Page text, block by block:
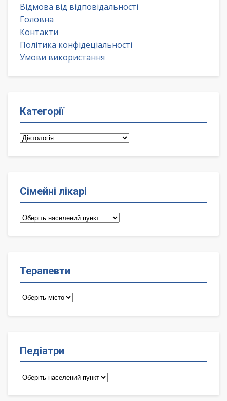
Відмова від відповідальності
Головна
Контакти
Політика конфідеціальності
Умови використання
Категорії
Категорії
Сімейні лікарі
Сімейні
Терапевти
Терапевти
Педіатри
Педіатри